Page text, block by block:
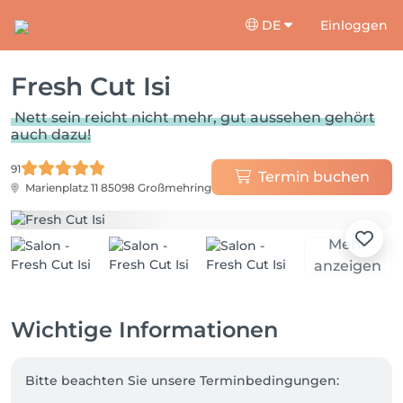
DE Einloggen
Fresh Cut Isi
Nett sein reicht nicht mehr, gut aussehen gehört
auch dazu!
91
Marienplatz 11 85098 Großmehring
Termin buchen
Mehr
anzeigen
Wichtige Informationen
Bitte beachten Sie unsere Terminbedingungen: